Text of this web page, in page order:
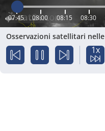
07:45 08:00 08:15 08:30
Osservazioni satellitari
1x